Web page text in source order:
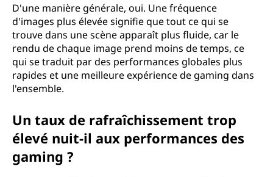
D'une manière générale, oui. Une fréquence
d'images plus élevée signifie que tout ce qui se
trouve dans une scène apparaît plus fluide, car le
rendu de chaque image prend moins de temps, ce
qui se traduit par des performances globales plus
rapides et une meilleure expérience de gaming dans
l'ensemble.
Un taux de rafraîchissement trop
élevé nuit-il aux performances des
gaming ?